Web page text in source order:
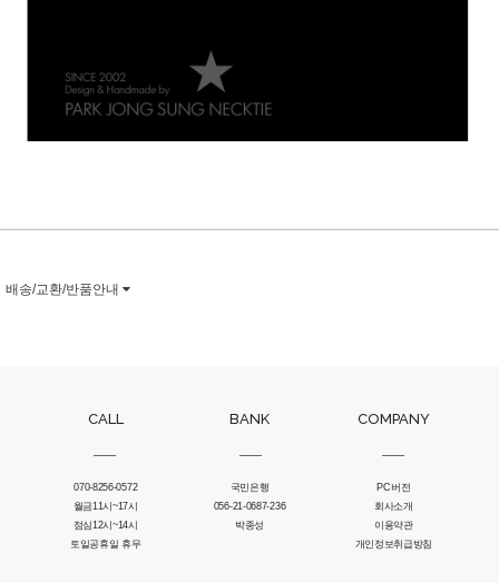
배송/교환/반품안내
CALL
070-8256-0572
월금11시~17시
점심12시~14시
토일공휴일 휴무
BANK
국민은행
056-21-0687-236
박종성
COMPANY
PC버전
회사소개
이용약관
개인정보취급방침